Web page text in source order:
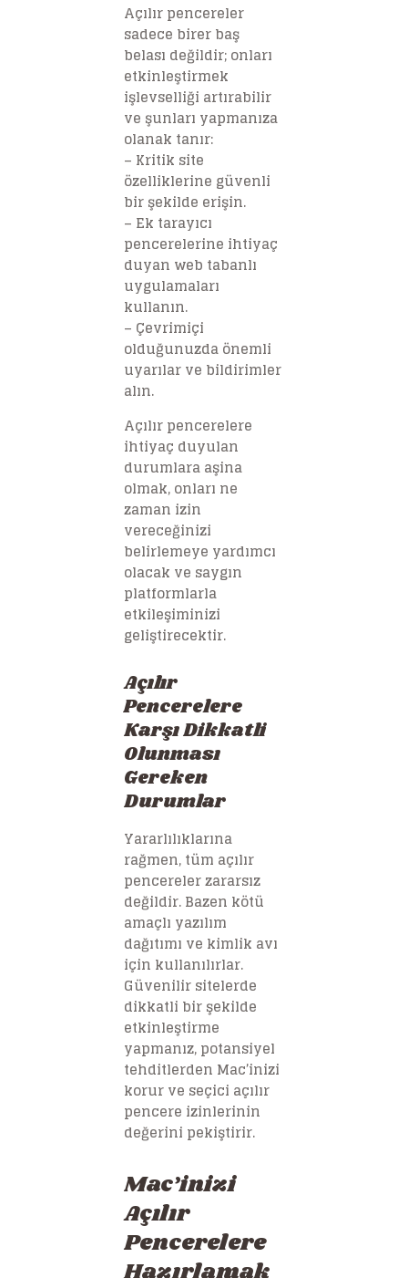
Açılır pencereler
sadece birer baş
belası değildir; onları
etkinleştirmek
işlevselliği artırabilir
ve şunları yapmanıza
olanak tanır:
– Kritik site
özelliklerine güvenli
bir şekilde erişin.
– Ek tarayıcı
pencerelerine ihtiyaç
duyan web tabanlı
uygulamaları
kullanın.
– Çevrimiçi
olduğunuzda önemli
uyarılar ve bildirimler
alın.
Açılır pencerelere
ihtiyaç duyulan
durumlara aşina
olmak, onları ne
zaman izin
vereceğinizi
belirlemeye yardımcı
olacak ve saygın
platformlarla
etkileşiminizi
geliştirecektir.
Açılır
Pencerelere
Karşı Dikkatli
Olunması
Gereken
Durumlar
Yararlılıklarına
rağmen, tüm açılır
pencereler zararsız
değildir. Bazen kötü
amaçlı yazılım
dağıtımı ve kimlik avı
için kullanılırlar.
Güvenilir sitelerde
dikkatli bir şekilde
etkinleştirme
yapmanız, potansiyel
tehditlerden Mac’inizi
korur ve seçici açılır
pencere izinlerinin
değerini pekiştirir.
Mac’inizi
Açılır
Pencerelere